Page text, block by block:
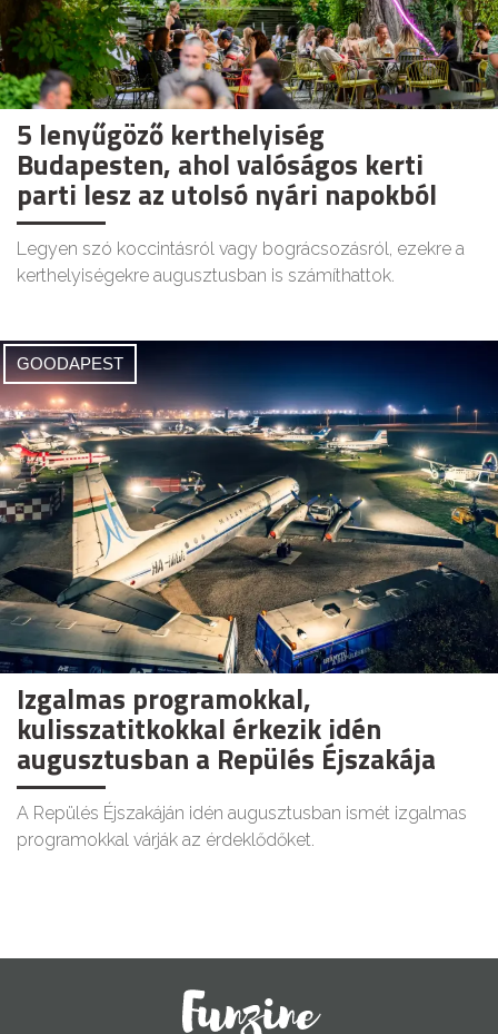
5 lenyűgöző kerthelyiség
Budapesten, ahol valóságos kerti
parti lesz az utolsó nyári napokból
Legyen szó koccintásról vagy bográcsozásról, ezekre a
kerthelyiségekre augusztusban is számíthattok.
GOODAPEST
Izgalmas programokkal,
kulisszatitkokkal érkezik idén
augusztusban a Repülés Éjszakája
A Repülés Éjszakáján idén augusztusban ismét izgalmas
programokkal várják az érdeklődőket.